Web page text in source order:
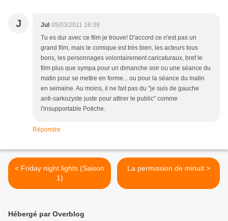
J Jul 05/03/2011 16:39
Tu es dur avec ce film je trouve! D'accord ce n'est pas un
grand film, mais le comique est très bien, les acteurs tous
bons, les personnages volontairement caricaturaux, bref le
film plus que sympa pour un dimanche soir ou une séance du
matin pour se mettre en forme... ou pour la séance du matin
en semaine. Au moins, il ne fait pas du "je suis de gauche
anti-sarkozyste juste pour attirer le public" comme
l'insupportable Potiche.
Répondre
< Friday night lights (Saison
1)
La permission de minuit >
Hébergé par Overblog